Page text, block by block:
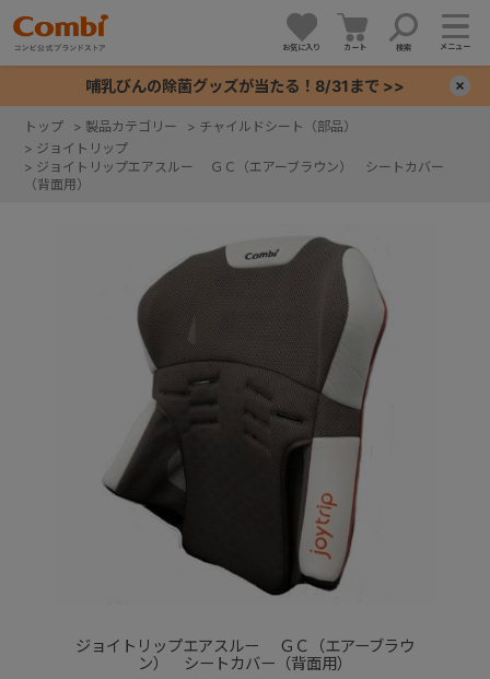
お気に入り カート 検索 メニュー
哺乳びんの除菌グッズが当たる！8/31まで >>
トップ > 製品カテゴリー > チャイルドシート（部品）
> ジョイトリップ
> ジョイトリップエアスルー ＧＣ（エアーブラウン） シートカバー
（背面用）
ジョイトリップエアスルー ＧＣ（エアーブラウ
ン） シートカバー（背面用）